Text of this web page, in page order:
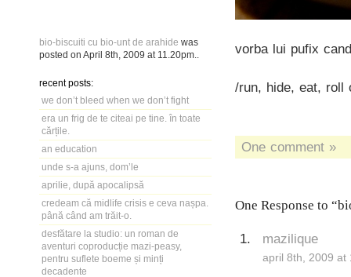
bio-biscuiti cu bio-unt de arahide was
posted on April 8th, 2009 at 11.20pm
recent posts:
we don’t bleed when we don’t fight
era un frig de te citeai pe tine. în toate
cărțile.
an education
unde s-a ajuns, dom’le
aprilie, după apocalipsă
credeam că midlife crisis e ceva nașpa.
până când am trăit-o.
desfătare la studio: un roman de
aventuri coproducție mazi-peasy,
pentru suflete boeme și minți
decadente
vorba lui pufix
/run, hide, eat, roll
One comment »
One Response to
mazilique
april 8th, 2009 at